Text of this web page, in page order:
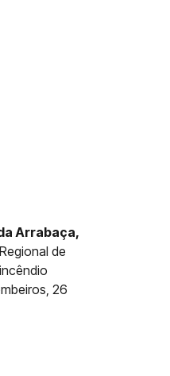
Arrabaça,
de
26